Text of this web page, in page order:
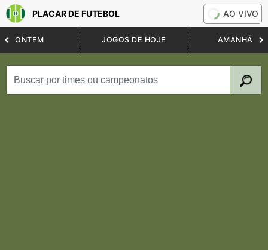
PLACAR DE FUTEBOL AO VIVO
ONTEM JOGOS DE HOJE AMANHÃ